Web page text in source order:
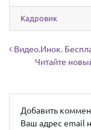
Кадровик
Навигация
Видео.Инок.
Читайте
Добавить
Ваш адрес email